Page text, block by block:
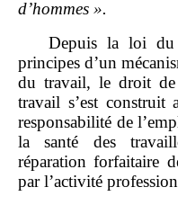
d’hommes ».
Depuis la loi
principes d’un
du travail, le droit de
travail s’est
responsabilité de
la santé des
réparation forfaitaire
par l’activité